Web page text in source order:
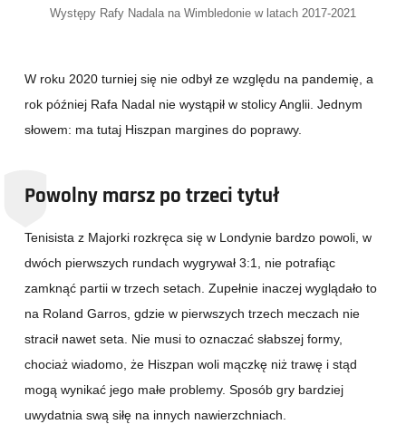
Występy Rafy Nadala na Wimbledonie w latach 2017-2021
W roku 2020 turniej się nie odbył ze względu na pandemię, a
rok później Rafa Nadal nie wystąpił w stolicy Anglii. Jednym
słowem: ma tutaj Hiszpan margines do poprawy.
Powolny marsz po trzeci tytuł
Tenisista z Majorki rozkręca się w Londynie bardzo powoli, w
dwóch pierwszych rundach wygrywał 3:1, nie potrafiąc
zamknąć partii w trzech setach. Zupełnie inaczej wyglądało to
na Roland Garros, gdzie w pierwszych trzech meczach nie
stracił nawet seta. Nie musi to oznaczać słabszej formy,
chociaż wiadomo, że Hiszpan woli mączkę niż trawę i stąd
mogą wynikać jego małe problemy. Sposób gry bardziej
uwydatnia swą siłę na innych nawierzchniach.